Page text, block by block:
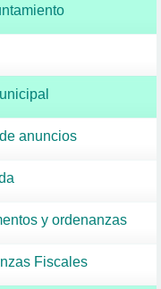
anuncios
y ordenanzas
Fiscales